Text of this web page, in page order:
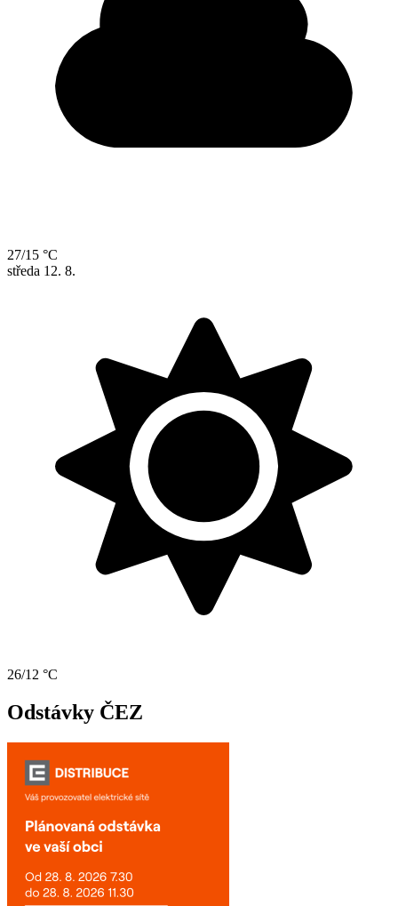
27/15 °C
středa 12. 8.
26/12 °C
Odstávky ČEZ